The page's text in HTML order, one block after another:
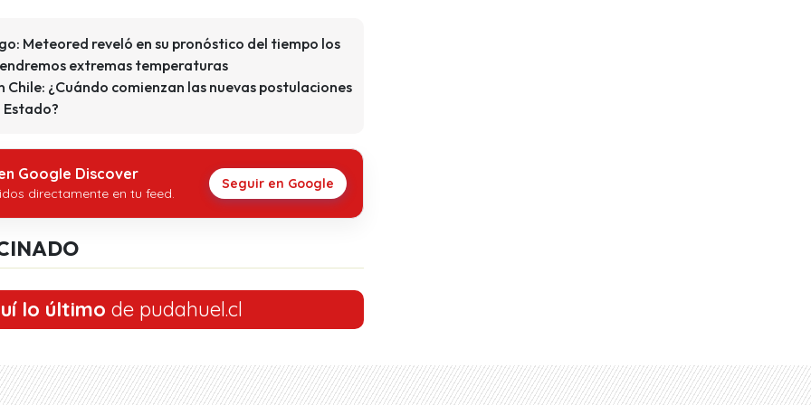
Meteored reveló en su pronóstico del tiempo los
extremas temperaturas
¿Cuándo comienzan las nuevas postulaciones
Google Discover
directamente en tu feed.
Seguir en Google
lo último de pudahuel.cl